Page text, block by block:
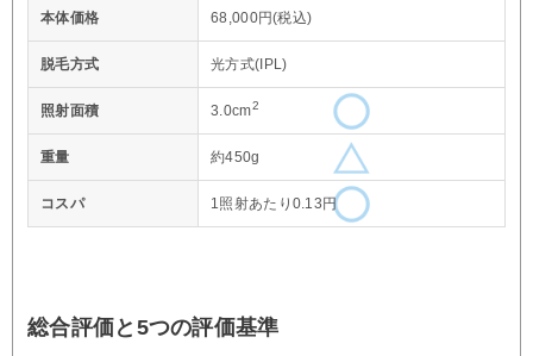
本体価格 68,000円(税込)
脱毛方式 光方式(IPL)
照射面積 3.0cm2
重量 約450g
コスパ 1照射あたり0.13円
総合評価と5つの評価基準